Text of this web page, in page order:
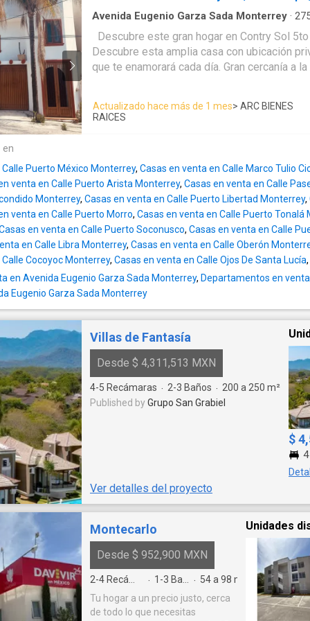
completo •⁠ ⁠Salida directa al patio Planta Alta •⁠ ⁠Estancia familiar
de gran tamaño •⁠ ⁠Recámara principal con
⁠Terraza Excelente opción para quienes buscan amplitud,
distribución inteligente y espacios
residencial de alta demanda
Avenida Eugenio Garza Sada Monterrey ·
Estacionamiento ·Bodega·Electricidad ·
Cocina integral·Jacuzzi·Cuarto de servicio ·
Descubre esta amplia casa con ubicación
que te enamorará cada día. Gran cercanía a la Av. Las Américas,
de terreno | 408 m² de construcción 3 niveles diseñados para tu
amplio con jacuzzi y asador Terraza con excelente vista al Cerro
de la Silla A 1 min del parque Cochera techada para 2 autos
Diseño pensado en cada detalle Acceso privado a 1 cuarto +
segunda cocina (ideal para renta de airbnb) Haz realidad la casa
de tus sueños en una de las zonas más
Guadalupe
Actualizado hace más de 1 mes> ARC BIENES
RAICES
en
Puerto México Monterrey, Casas en venta en Calle Marco Tulio
venta en Calle Puerto Arista Monterrey, Casas en venta en Calle
Monterrey, Casas en venta en Calle Puerto Libertad Monterrey,
venta en Calle Puerto Morro, Casas en venta en Calle Puerto Tonalá
en venta en Calle Puerto Soconusco, Casas en venta en Calle
en Calle Libra Monterrey, Casas en venta en Calle Oberón
Cocoyoc Monterrey, Casas en venta en Calle Ojos De Santa Lucía,
en Avenida Eugenio Garza Sada Monterrey, Departamentos en
Eugenio Garza Sada Monterrey
Villas de Fantasía
Desde $ 4,311,513 MXN
4-5 Recámaras · 2-3 Baños · 200 a 250 m²
Published byGrupo San Grabiel
Ver detalles del proyecto
$
4
Montecarlo
Desde $ 952,900 MXN
2-4 · 1-3 · 54 a 98
Tu hogar a un precio justo, cerca
de todo lo que necesitas
Unidades